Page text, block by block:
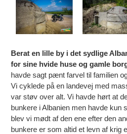
Berat en lille by i det sydlige
for sine hvide huse og gamle
havde sagt pænt farvel til familien
Vi cyklede på en landevej med
var støv over alt. Vi havde hørt at
bunkere i Albanien men havde kun
blev vi mødt af den ene efter den
bunkere er som altid et levn af krig